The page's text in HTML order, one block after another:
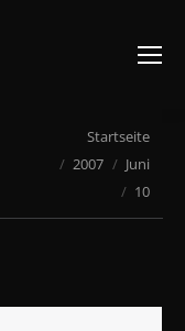
Suchen:
Du bist hier:Startseite
2007
Juni
10